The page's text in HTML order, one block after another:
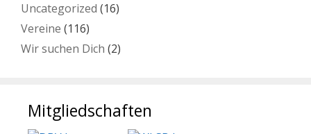
Uncategorized (16)
Vereine (116)
Wir suchen Dich (2)
Mitgliedschaften